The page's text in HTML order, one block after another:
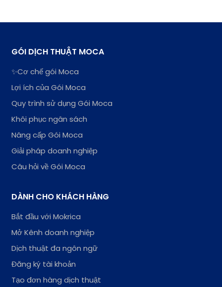
GÓI DỊCH THUẬT MOCA
✨Cơ chế gói Moca
Lợi ích của Gói Moca
Quy trình sử dụng Gói Moca
Khôi phục ngân sách
Nâng cấp Gói Moca
Giải pháp doanh nghiệp
Câu hỏi về Gói Moca
DÀNH CHO KHÁCH HÀNG
Bắt đầu với Mokrica
Mở Kênh doanh nghiệp
Dịch thuật đa ngôn ngữ
Đăng ký tài khoản
Tạo đơn hàng dịch thuật